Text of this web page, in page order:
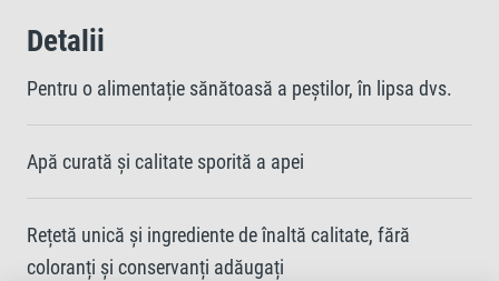
Detalii
Pentru o alimentație sănătoasă a peștilor, în lipsa dvs.
Apă curată și calitate sporită a apei
Rețetă unică și ingrediente de înaltă calitate, fără
coloranți și conservanți adăugați